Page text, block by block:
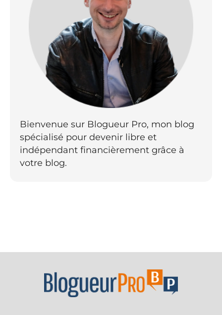
Bienvenue sur Blogueur Pro, mon blog
spécialisé pour devenir libre et
indépendant financièrement grâce à
votre blog.